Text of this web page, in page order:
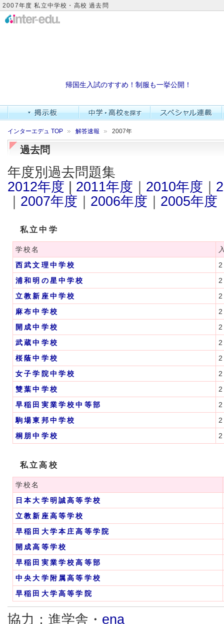
2007年度 私立中学校・高校 過去問
帰国生入試のすすめ！制服も一挙公開！
インターエデュ TOP 解答速報 2007年
過去問
年度別過去問題集
2012年度 | 2011年度 ｜ 2010年度 ｜
｜ 2007年度 ｜ 2006年度 ｜ 2005年度
私立中学
学校名
西武文理中学校
浦和明の星中学校
立教新座中学校
麻布中学校
開成中学校
武蔵中学校
桜蔭中学校
女子学院中学校
雙葉中学校
早稲田実業学校中等部
駒場東邦中学校
桐朋中学校
私立高校
学校名
日本大学明誠高等学校
立教新座高等学校
早稲田大学本庄高等学院
開成高等学校
早稲田実業学校高等部
中央大学附属高等学校
早稲田大学高等学院
協力：進学舎・ ena